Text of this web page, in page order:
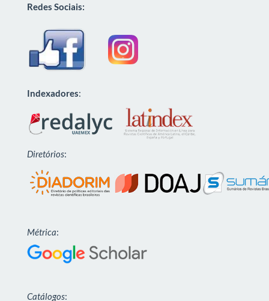
Redes Sociais:
Indexadores:
Diretórios:
Métrica:
Catálogos: